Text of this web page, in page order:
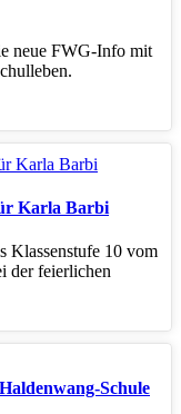
neue FWG-Info mit
Karla Barbi
Klassenstufe 10 vom
der feierlichen
Schule